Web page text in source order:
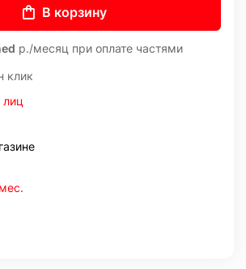
В корзину
р./месяц при оплате частями
клик